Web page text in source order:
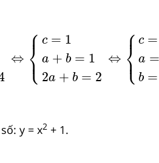
⇔ ⎧
⎪
⎨
⎪
⎩
c = 1
a + b = 1
2a + b = 2
⇔ ⎧
⎪
⎨
⎪
⎩
c =
a =
b =
+ 4 =
y = x2+ 1.